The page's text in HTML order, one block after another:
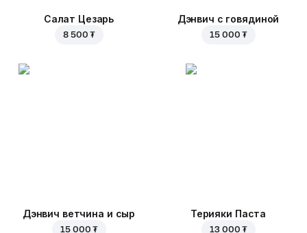
Салат Цезарь
8 500 ₮
Дэнвич с говядиной
15 000 ₮
Дэнвич ветчина и сыр
15 000 ₮
Терияки Паста
13 000 ₮